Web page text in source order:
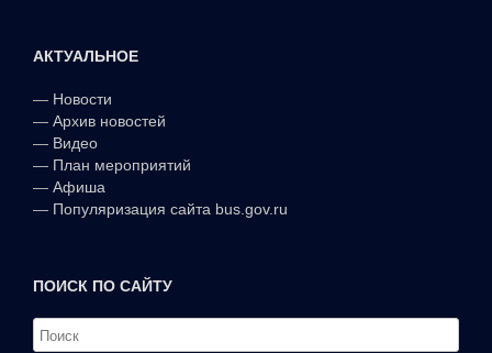
АКТУАЛЬНОЕ
— Новости
— Архив новостей
— Видео
— План мероприятий
— Афиша
— Популяризация сайта bus.gov.ru
ПОИСК ПО САЙТУ